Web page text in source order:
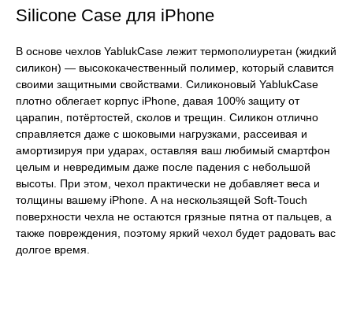
Silicone Case для iPhone
В основе чехлов YablukCase лежит термополиуретан (жидкий
силикон) — высококачественный полимер, который славится
своими защитными свойствами. Силиконовый YablukCase
плотно облегает корпус iPhone, давая 100% защиту от
царапин, потёртостей, сколов и трещин. Силикон отлично
справляется даже с шоковыми нагрузками, рассеивая и
амортизируя при ударах, оставляя ваш любимый смартфон
целым и невредимым даже после падения с небольшой
высоты. При этом, чехол практически не добавляет веса и
толщины вашему iPhone. А на нескользящей Soft-Touch
поверхности чехла не остаются грязные пятна от пальцев, а
также повреждения, поэтому яркий чехол будет радовать вас
долгое время.